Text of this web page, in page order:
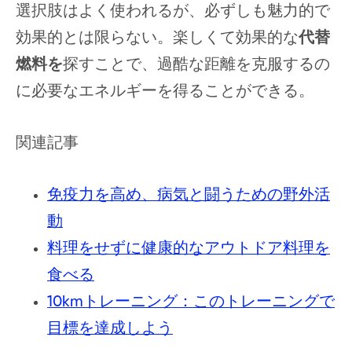
選択肢はよく使われるが、必ずしも魅力的で
効果的とは限らない。楽しくて効果的な代替
燃料を探すことで、過酷な距離を克服するの
に必要なエネルギーを得ることができる。
関連記事
免疫力を高め、病気と闘うための野外活
動
料理をせずに健康的なアウトドア料理を
食べる
10kmトレーニング：このトレーニングで
目標を達成しよう